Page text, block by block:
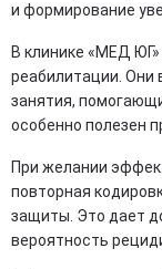
и формирование
В клинике «МЕД
реабилитации. Они
занятия,
особенно полезен
При желании
повторная
защиты. Это дает
вероятность